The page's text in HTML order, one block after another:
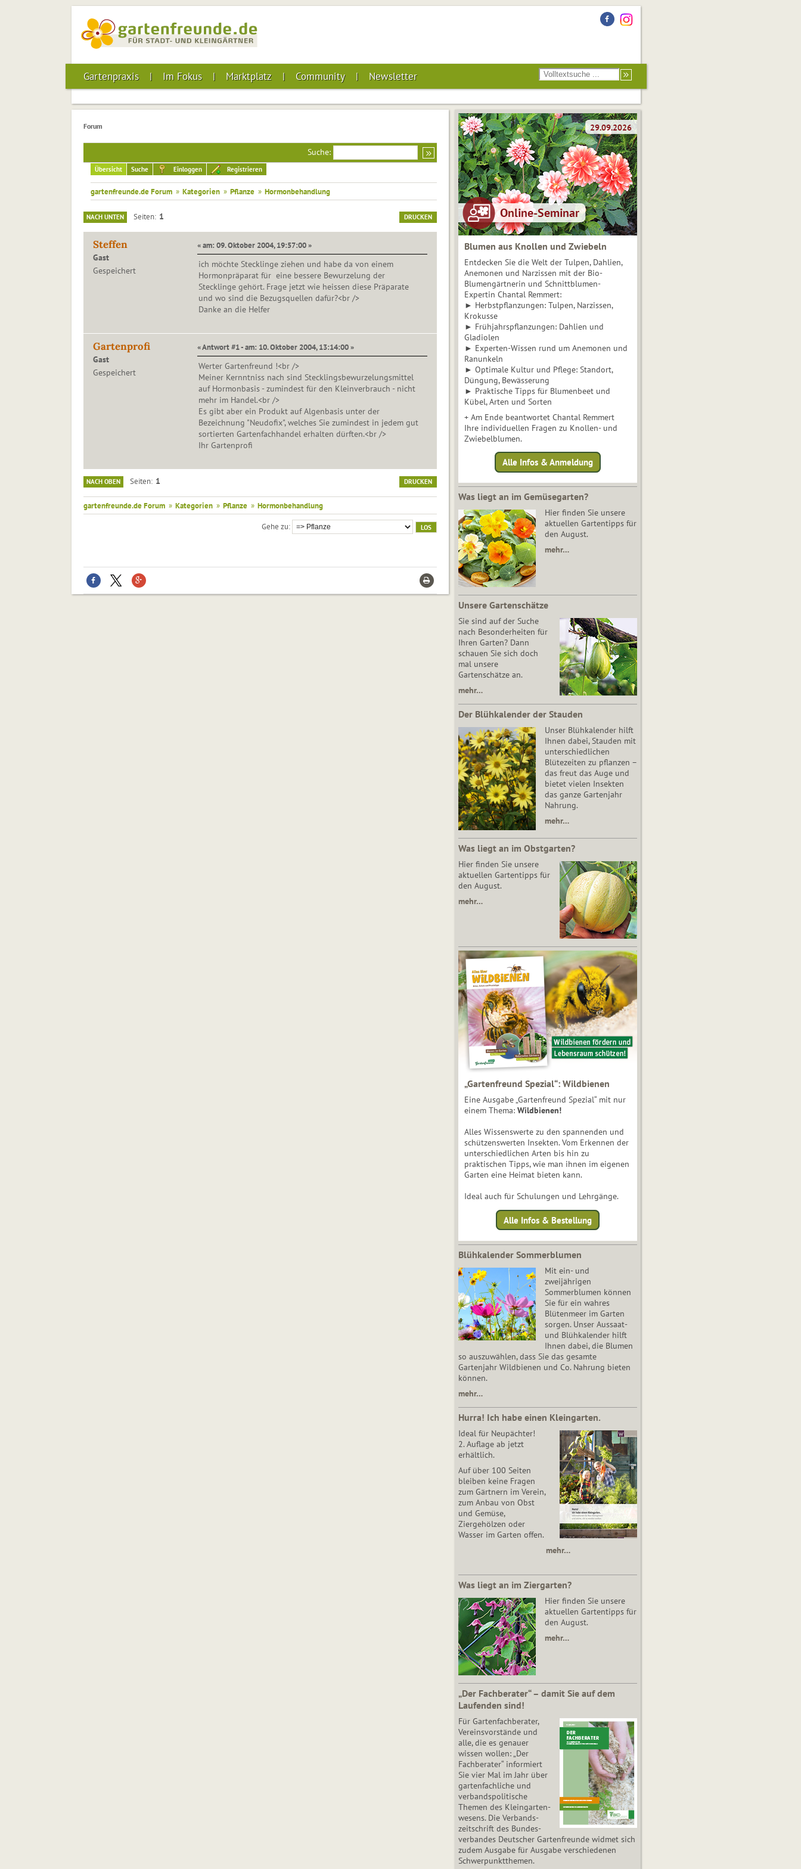
Gartenpraxis Im Fokus Marktplatz Community Newsletter
Forum
Suche:
Übersicht Suche Einloggen Registrieren
gartenfreunde.de Forum » Kategorien » Pflanze » Hormonbehandlung
DRUCKEN
NACH UNTEN Seiten 1
Steffen
Gast
Gespeichert
« am: 09. Oktober 2004, 19:57:00 »
ich möchte Stecklinge ziehen und habe da von einem
Hormonpräparat für eine bessere Bewurzelung der
Stecklinge gehört. Frage jetzt wie heissen diese Präparate
und wo sind die Bezugsquellen dafür?<br />
Danke an die Helfer
Gartenprofi
Gast
Gespeichert
« Antwort #1 - am: 10. Oktober 2004, 13:14:00 »
Werter Gartenfreund !<br />
Meiner Kernntniss nach sind Stecklingsbewurzelungsmittel
auf Hormonbasis - zumindest für den Kleinverbrauch - nicht
mehr im Handel.<br />
Es gibt aber ein Produkt auf Algenbasis unter der
Bezeichnung "Neudofix", welches Sie zumindest in jedem gut
sortierten Gartenfachhandel erhalten dürften.<br />
Ihr Gartenprofi
DRUCKEN
NACH OBEN Seiten 1
gartenfreunde.de Forum » Kategorien » Pflanze » Hormonbehandlung
Gehe zu
Blumen aus Knollen und Zwiebeln
Entdecken Sie die Welt der Tulpen, Dahlien,
Anemonen und Narzissen mit der Bio-
Blumengärtnerin und Schnittblumen-
Expertin Chantal Remmert:
► Herbstpflanzungen: Tulpen, Narzissen,
Krokusse
► Frühjahrspflanzungen: Dahlien und
Gladiolen
► Experten-Wissen rund um Anemonen und
Ranunkeln
► Optimale Kultur und Pflege: Standort,
Düngung, Bewässerung
► Praktische Tipps für Blumenbeet und
Kübel, Arten und Sorten
+ Am Ende beantwortet Chantal Remmert
Ihre individuellen Fragen zu Knollen- und
Zwiebelblumen.
Alle Infos & Anmeldung
Was liegt an im Gemüsegarten?
Hier finden Sie unsere
aktuellen Gartentipps für
den August.
mehr…
Unsere Gartenschätze
Sie sind auf der Suche
nach Besonderheiten für
Ihren Garten? Dann
schauen Sie sich doch
mal unsere
Gartenschätze an.
mehr…
Der Blühkalender der Stauden
Unser Blühkalender hilft
Ihnen dabei, Stauden mit
unterschiedlichen
Blütezeiten zu pflanzen –
das freut das Auge und
bietet vielen Insekten
das ganze Gartenjahr
Nahrung.
mehr…
Was liegt an im Obstgarten?
Hier finden Sie unsere
aktuellen Gartentipps für
den August.
mehr…
„Gartenfreund Spezial“: Wildbienen
Eine Ausgabe „Gartenfreund Spezial“ mit nur
einem Thema: Wildbienen!
Alles Wissenswerte zu den spannenden und
schützenswerten Insekten. Vom Erkennen der
unterschiedlichen Arten bis hin zu
praktischen Tipps, wie man ihnen im eigenen
Garten eine Heimat bieten kann.
Ideal auch für Schulungen und Lehrgänge.
Alle Infos & Bestellung
Blühkalender Sommerblumen
Mit ein- und
zweijährigen
Sommerblumen können
Sie für ein wahres
Blütenmeer im Garten
sorgen. Unser Aussaat-
und Blühkalender hilft
Ihnen dabei, die Blumen
so auszuwählen, dass Sie das gesamte
Gartenjahr Wildbienen und Co. Nahrung bieten
können.
mehr…
Hurra! Ich habe einen Kleingarten.
Ideal für Neupächter!
2. Auflage ab jetzt
erhältlich.
Auf über 100 Seiten
bleiben keine Fragen
zum Gärtnern im Verein,
zum Anbau von Obst
und Gemüse,
Ziergehölzen oder
Wasser im Garten offen.
mehr…
Was liegt an im Ziergarten?
Hier finden Sie unsere
aktuellen Gartentipps für
den August.
mehr…
„Der Fachberater“ – damit Sie auf dem
Laufenden sind!
Für Gartenfachberater,
Vereinsvorstände und
alle, die es genauer
wissen wollen: „Der
Fachberater“ informiert
Sie vier Mal im Jahr über
gartenfachliche und
verbandspolitische
Themen des Klein­gar­ten­
wesens. Die Ver­bands­
zeit­schrift des Bun­des­
ver­ban­des Deutscher Gartenfreunde widmet sich
zudem Ausgabe für Ausgabe verschiedenen
Schwer­punkt­the­men.